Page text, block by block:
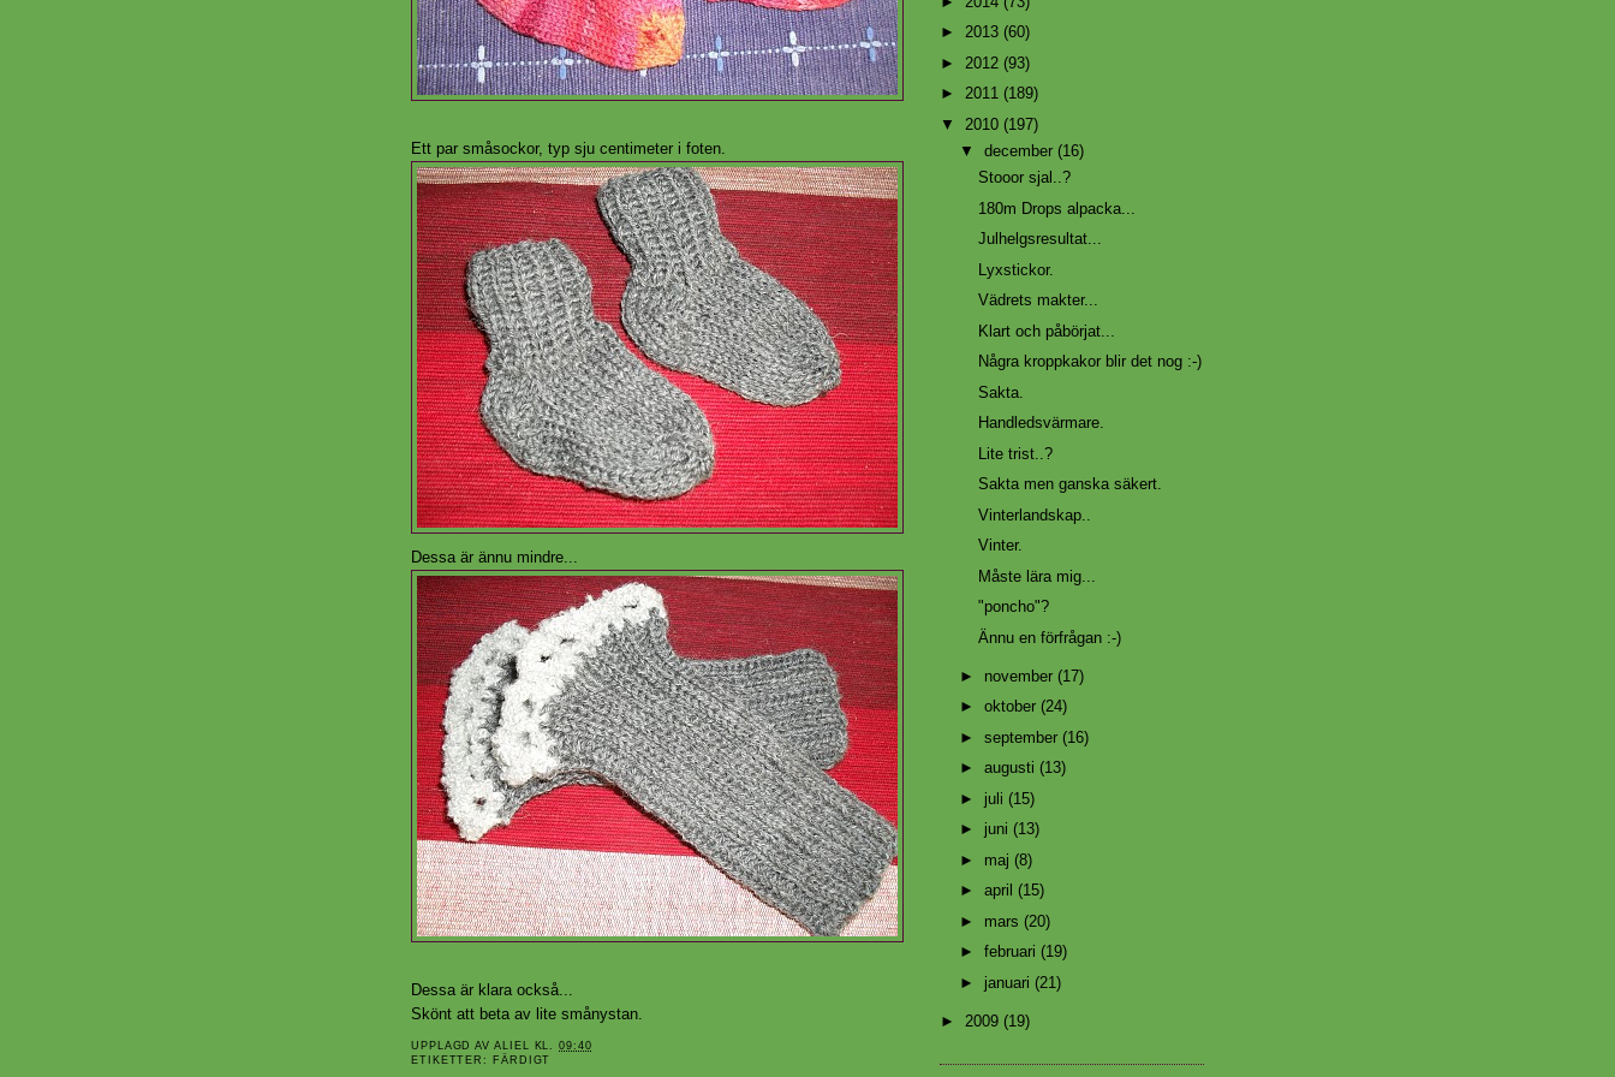
Ett par småsockor, typ sju centimeter i foten.
Dessa är ännu mindre...
Dessa är klara också...
Skönt att beta av lite smånystan.
UPPLAGD AVALIEL KL.09:40
ETIKETTER: FÄRDIGT
► 2013 (60)
► 2012 (93)
► 2011 (189)
▼ 2010 (197)
▼ december (16)
Stooor sjal..?
180m Drops alpacka...
Julhelgsresultat...
Lyxstickor.
Vädrets makter...
Klart och påbörjat...
Några kroppkakor blir det nog :-)
Sakta.
Handledsvärmare.
Lite trist..?
Sakta men ganska säkert.
Vinterlandskap..
Vinter.
Måste lära mig...
"poncho"?
Ännu en förfrågan :-)
► november (17)
► oktober (24)
► september (16)
► augusti (13)
► juli (15)
► juni (13)
► maj (8)
► april (15)
► mars (20)
► februari (19)
► januari (21)
► 2009 (19)